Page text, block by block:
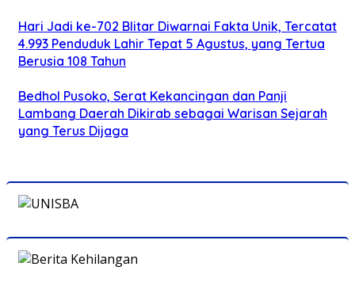
Hari Jadi ke-702 Blitar Diwarnai Fakta Unik, Tercatat
4.993 Penduduk Lahir Tepat 5 Agustus, yang Tertua
Berusia 108 Tahun
Bedhol Pusoko, Serat Kekancingan dan Panji
Lambang Daerah Dikirab sebagai Warisan Sejarah
yang Terus Dijaga